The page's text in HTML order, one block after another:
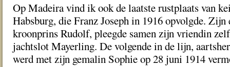
Op Madeira vind ik ook de laatste rustplaats van
Habsburg, die Franz Joseph in 1916 opvolgde. Zijn
kroonprins Rudolf, pleegde samen zijn vriendin
jachtslot Mayerling. De volgende in de lijn,
werd met zijn gemalin Sophie op 28 juni 1914